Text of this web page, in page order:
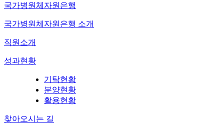
국가병원체자원은행
국가병원체자원은행 소개
직원소개
성과현황
기탁현황
분양현황
활용현황
찾아오시는 길